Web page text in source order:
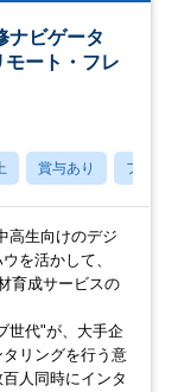
ナビゲータ
ート・フレ
賞与あり フレッ
高生向けのデジ
を活かして、
育成サービスの
世代"が、大手企
リングを行う意
人同時にインタ